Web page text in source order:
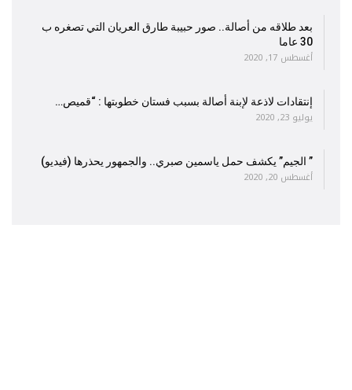
بعد طلاقه من أصالة.. صور حبيبة طارق العريان التي تصغره ب
30 عاما
أغسطس 17, 2020
إنتقادات لاذعة لإبنة أصالة بسبب فستان خطوبتها : “قميص…
يوليو 23, 2020
” الجيم” يكشف حمل ياسمين صبري.. والجمهور يحذرها (فيديو)
أغسطس 20, 2020